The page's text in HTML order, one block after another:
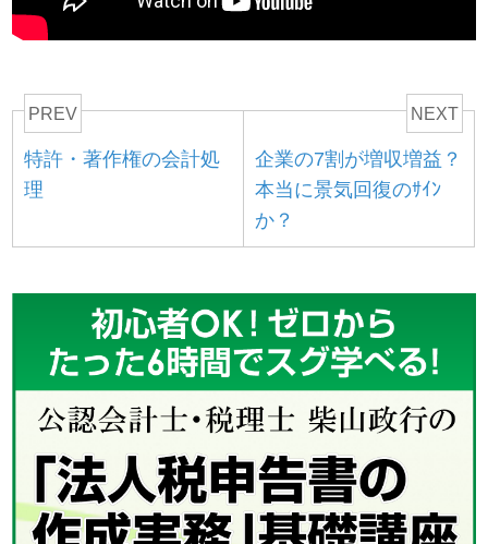
PREV
特許・著作権の会計処
理
NEXT
企業の7割が増収増益？
本当に景気回復のｻｲﾝ
か？